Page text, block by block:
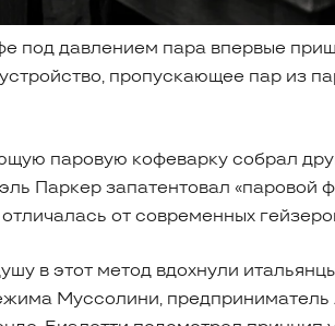
под давлением пара впервые
пропускающее пар из
паровую кофеварку собрал
Паркер запатентовал «паровой
от современных
в этот метод вдохнули
Муссолини,